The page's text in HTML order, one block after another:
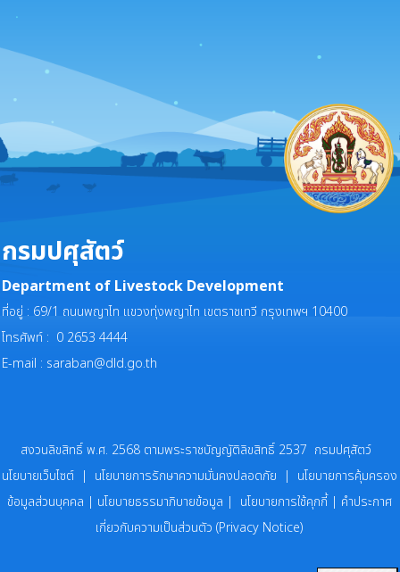
กรมปศุสัตว์
Department of Livestock Development
ที่อยู่ : 69/1 ถนนพญาไท แขวงทุ่งพญาไท เขตราชเทวี กรุงเทพฯ 10400
โทรศัพท์ : 0 2653 4444
E-mail : saraban@dld.go.th
สงวนลิขสิทธิ์ พ.ศ. 2568 ตามพระราชบัญญัติลิขสิทธิ์ 2537 กรมปศุสัตว์
นโยบายเว็บไซต์ | นโยบายการรักษาความมั่นคงปลอดภัย | นโยบายการคุ้มครอง
ข้อมูลส่วนบุคคล | นโยบายธรรมาภิบายข้อมูล | นโยบายการใช้คุกกี้ | คำประกาศ
เกี่ยวกับความเป็นส่วนตัว (Privacy Notice)